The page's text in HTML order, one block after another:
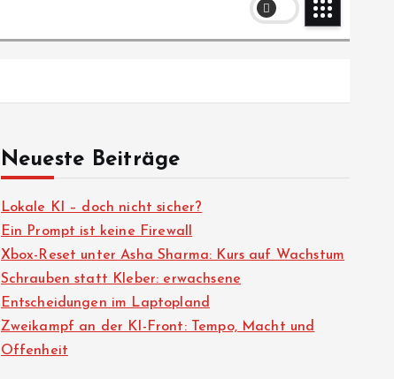
Neueste Beiträge
Lokale KI – doch nicht sicher?
Ein Prompt ist keine Firewall
Xbox-Reset unter Asha Sharma: Kurs auf Wachstum
Schrauben statt Kleber: erwachsene
Entscheidungen im Laptopland
Zweikampf an der KI-Front: Tempo, Macht und
Offenheit